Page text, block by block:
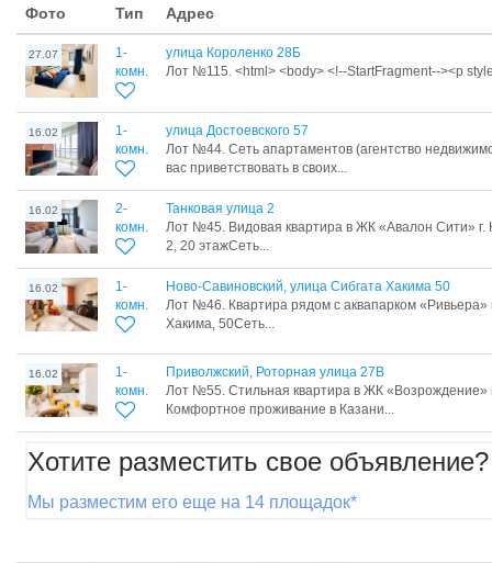
Фото Тип Адрес
27.07
1-
комн.
улица Короленко 28Б
Лот №115. <html> <body> <!--StartFragment--><p
16.02
1-
комн.
улица Достоевского 57
Лот №44. Сеть апартаментов (агентство
вас приветствовать в своих...
16.02
2-
комн.
Танковая улица 2
Лот №45. Видовая квартира в ЖК «Авалон Сити» г.
2, 20 этажСеть...
16.02
1-
комн.
Ново-Савиновский, улица Сибгата Хакима 50
Лот №46. Квартира рядом с аквапарком «Ривьера»
Хакима, 50Сеть...
16.02
1-
комн.
Приволжский, Роторная улица 27В
Лот №55. Стильная квартира в ЖК «Возрождение»
Комфортное проживание в Казани...
Хотите разместить свое объявление?
Мы разместим его еще на 14 площадок*